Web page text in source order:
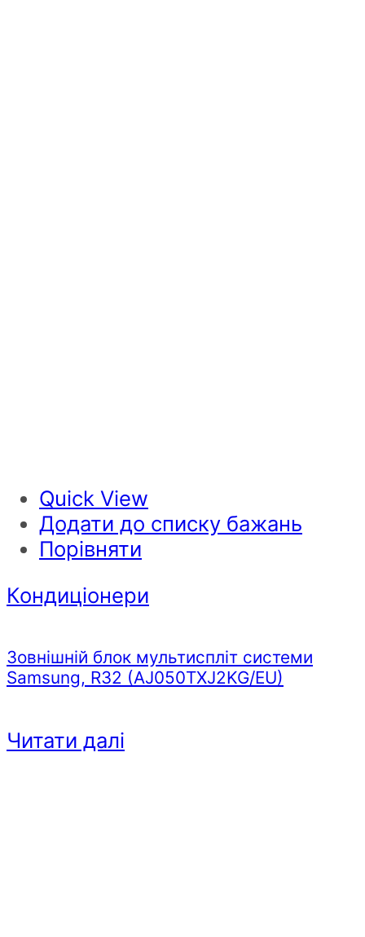
Quick View
Додати до списку бажань
Порівняти
Кондиціонери
Зовнішній блок мультиспліт системи
Samsung, R32 (AJ050TXJ2KG/EU)
Читати далі